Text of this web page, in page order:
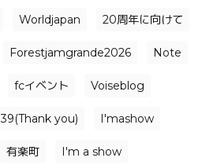
Worldjapan 20周年に向けて
Forestjamgrande2026 Note
fcイベント Voiseblog
39(Thank you) I'mashow
有楽町 I'm a show